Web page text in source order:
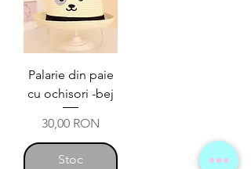
Palarie din paie
cu ochisori -bej
Preț
30,00 RON
Stoc